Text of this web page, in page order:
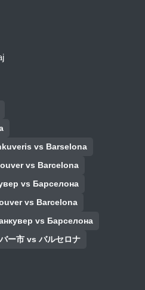
vs Barselona
vs Barcelona
vs Барселона
vs Barcelona
vs Барселона
ー市 vs バルセロナ